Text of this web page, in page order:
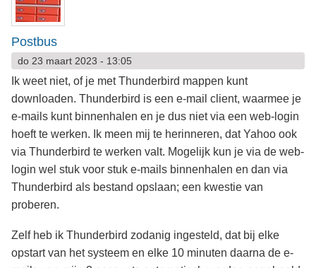
Postbus
do 23 maart 2023 - 13:05
Ik weet niet, of je met Thunderbird mappen kunt
downloaden. Thunderbird is een e-mail client, waarmee je
e-mails kunt binnenhalen en je dus niet via een web-login
hoeft te werken. Ik meen mij te herinneren, dat Yahoo ook
via Thunderbird te werken valt. Mogelijk kun je via de web-
login wel stuk voor stuk e-mails binnenhalen en dan via
Thunderbird als bestand opslaan; een kwestie van
proberen.
Zelf heb ik Thunderbird zodanig ingesteld, dat bij elke
opstart van het systeem en elke 10 minuten daarna de e-